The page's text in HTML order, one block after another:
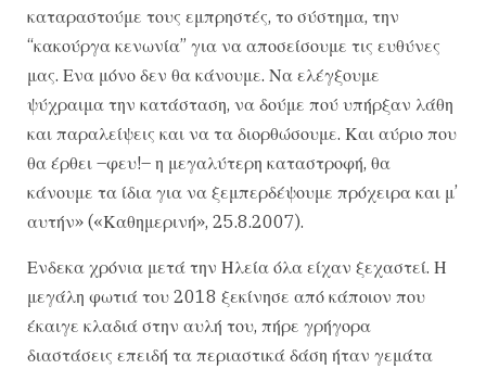
καταραστούμε τους εμπρηστές, το σύστημα, την
“κακούργα κενωνία” για να αποσείσουμε τις ευθύνες
μας. Ενα μόνο δεν θα κάνουμε. Να ελέγξουμε
ψύχραιμα την κατάσταση, να δούμε πού υπήρξαν λάθη
και παραλείψεις και να τα διορθώσουμε. Και αύριο που
θα έρθει –φευ!– η μεγαλύτερη καταστροφή, θα
κάνουμε τα ίδια για να ξεμπερδέψουμε πρόχειρα και μ’
αυτήν» («Καθημερινή», 25.8.2007).
Ενδεκα χρόνια μετά την Ηλεία όλα είχαν ξεχαστεί. Η
μεγάλη φωτιά του 2018 ξεκίνησε από κάποιον που
έκαιγε κλαδιά στην αυλή του, πήρε γρήγορα
διαστάσεις επειδή τα περιαστικά δάση ήταν γεμάτα